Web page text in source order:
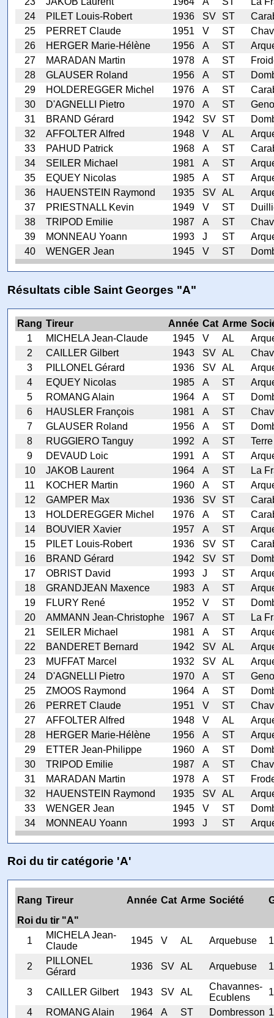
24
PILET Louis-Robert 1936 SV ST
25
PERRET Claude 1951 V ST
26
HERGER Marie-Hélène 1956 A ST
27
MARADAN Martin 1978 A ST
28
GLAUSER Roland 1956 A ST
29
HOLDEREGGER Michel 1976 A ST
30
D'AGNELLI Pietro 1970 A ST
31
BRAND Gérard 1942 SV ST
32
AFFOLTER Alfred 1948 V AL
33
PAHUD Patrick 1968 A ST
34
SEILER Michael 1981 A ST
35
EQUEY Nicolas 1985 A ST
36
HAUENSTEIN Raymond 1935 SV AL
37
PRIESTNALL Kevin 1949 V ST
38
TRIPOD Emilie 1987 A ST
39
MONNEAU Yoann 1993 J ST
40
WENGER Jean 1945 V ST
Résultats cible Saint Georges "A"
Rang Tireur Année Cat Arme
1
MICHELA Jean-Claude 1945 V AL
2
CAILLER Gilbert 1943 SV AL
3
PILLONEL Gérard 1936 SV AL
4
EQUEY Nicolas 1985 A ST
5
ROMANG Alain 1964 A ST
6
HAUSLER François 1981 A ST
7
GLAUSER Roland 1956 A ST
8
RUGGIERO Tanguy 1992 A ST
9
DEVAUD Loic 1991 A ST
10
JAKOB Laurent 1964 A ST
La
11
KOCHER Martin 1960 A ST
12
GAMPER Max 1936 SV ST
13
HOLDEREGGER Michel 1976 A ST
14
BOUVIER Xavier 1957 A ST
15
PILET Louis-Robert 1936 SV ST
16
BRAND Gérard 1942 SV ST
17
OBRIST David 1993 J ST
18
GRANDJEAN Maxence 1983 A ST
19
FLURY René 1952 V ST
20
AMMANN Jean-Christophe 1967 A ST
La
21
SEILER Michael 1981 A ST
22
BANDERET Bernard 1942 SV AL
23
MUFFAT Marcel 1932 SV AL
24
D'AGNELLI Pietro 1970 A ST
25
ZMOOS Raymond 1964 A ST
26
PERRET Claude 1951 V ST
27
AFFOLTER Alfred 1948 V AL
28
HERGER Marie-Hélène 1956 A ST
29
ETTER Jean-Philippe 1960 A ST
30
TRIPOD Emilie 1987 A ST
31
MARADAN Martin 1978 A ST
32
HAUENSTEIN Raymond 1935 SV AL
33
WENGER Jean 1945 V ST
34
MONNEAU Yoann 1993 J ST
Roi du tir catégorie 'A'
Rang Tireur Année Cat Arme Société
Roi du tir "A"
1
MICHELA Jean-
Claude
1945 V AL Arquebuse
2
PILLONEL
Gérard
1936 SV AL Arquebuse
3 CAILLER Gilbert 1943 SV AL
Chavannes-
Ecublens
4
ROMANG Alain 1964 A ST Dombresson